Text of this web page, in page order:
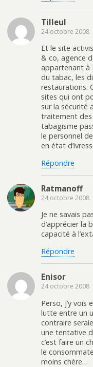
Tilleul
24 octobre 2008
Et le site
& co, agence
appartenant à
du tabac, les
restaurations.
sites qui ont
sur la sécurité
traitement des
tabagisme
le personnel
en état
Répondre
Ratmanoff
24 octobre 2008
Je ne savais
d’apprécier la
capacité à
Répondre
Enisor
24 octobre 2008
Perso, j’y vois
lutte entre un
contraire
une tentative
c’est faire un
le
moins chère…